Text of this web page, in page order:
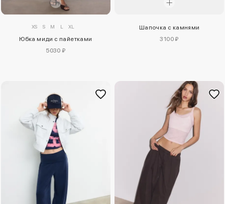
XS S M L XL
Юбка миди с пайетками
5030 ₽
Шапочка с камнями
3100 ₽